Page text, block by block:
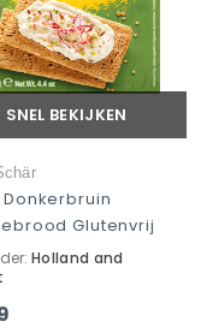
SNEL BEKIJKEN
Glutenvrij
Holland and